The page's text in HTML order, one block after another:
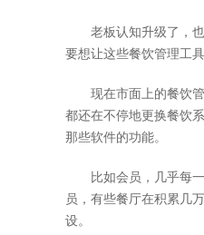
老板认知升级了，也
要想让这些餐饮管理工
现在市面上的餐饮管
都还在不停地更换餐饮
那些软件的功能。
比如会员，几乎每一
员，有些餐厅在积累几
设。